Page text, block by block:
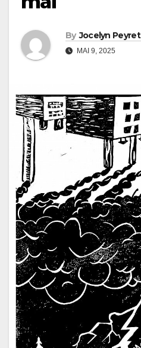
By Jocelyn Peyret
MAI 9, 2025